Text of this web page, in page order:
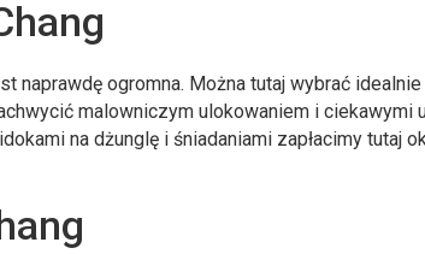
naprawdę ogromna. Można tutaj wybrać
malowniczym ulokowaniem i ciekawymi
na dżunglę i śniadaniami zapłacimy tutaj